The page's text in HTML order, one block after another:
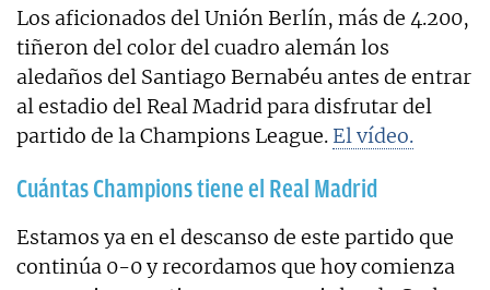
Los aficionados del Unión Berlín, más de 4.200,
tiñeron del color del cuadro alemán los
aledaños del Santiago Bernabéu antes de entrar
al estadio del Real Madrid para disfrutar del
partido de la Champions League. El vídeo.
Cuántas Champions tiene el Real Madrid
Estamos ya en el descanso de este partido que
continúa 0-0 y recordamos que hoy comienza